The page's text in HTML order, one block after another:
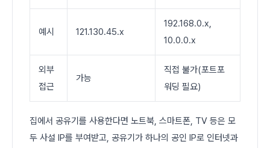
예시 121.130.45.x
192.168.0.x,
10.0.0.x
외부
접근
가능
직접 불가(포트포
워딩 필요)
집에서 공유기를 사용한다면 노트북, 스마트폰, TV 등은 모
두 사설 IP를 부여받고, 공유기가 하나의 공인 IP로 인터넷과